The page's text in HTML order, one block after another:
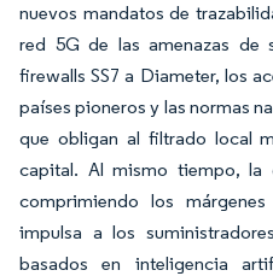
nuevos mandatos de
red 5G de las amenazas de
firewalls SS7 a Diameter, los
países pioneros y las normas
que obligan al filtrado local
capital. Al mismo tiempo, la
comprimiendo los
impulsa a los
basados en inteligencia